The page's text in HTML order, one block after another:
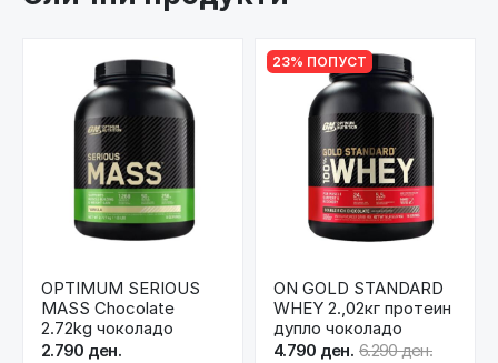
OPTIMUM SERIOUS
MASS Chocolate
2.72kg чоколадо
2.790 ден.
23% ПОПУСТ
ON GOLD STANDARD
WHEY 2.,02кг протеин
дупло чоколадо
4.790 ден. 6.290 ден.